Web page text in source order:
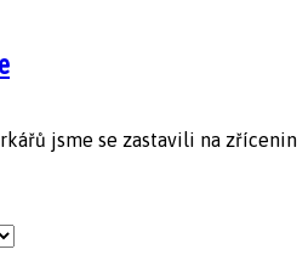
jsme se zastavili na